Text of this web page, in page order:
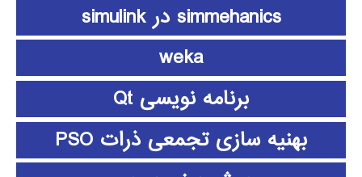
simmehanics در simulink
weka
برنامه نویسی Qt
بهنیه سازی تجمعی ذرات PSO